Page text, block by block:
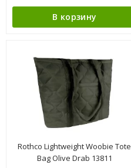
В корзину
Rothco Lightweight Woobie Tote
Bag Olive Drab 13811